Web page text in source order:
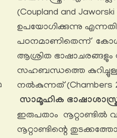
(Coupland and
ഉപയോഗിക്കുന്നു
പഠനമാണിതെന്ന്
ആശ്രിത ഭാഷാചരങ്ങളും
സഹബന്ധത്തെ
നൽകുന്നത് (Chambers
സാമൂഹിക
ഇരുപതാം നൂറ്റാണ്ടിൽ
നൂറ്റാണ്ടിന്റെ